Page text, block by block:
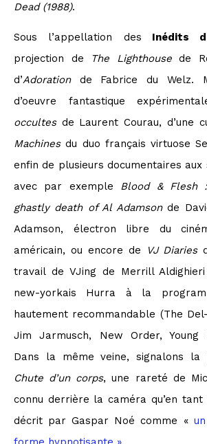
Dead (1988).
Sous l’appellation des Inédits
projection de
The Lighthousede
d’Adoration de Fabrice du Welz.
d’oeuvre fantastique
occultesde Laurent Courau, d’une
Machinesdu duo français virtuose
enfin de plusieurs documentaires aux
avec par exemple Blood &
ghastly death of Al Adamsonde
Adamson, électron libre du
américain, ou encore de
VJ Diaries
travail de VJing de Merrill
new-yorkais Hurra à la
hautement recommandable (The
Jim Jarmusch, New Order, Young
Dans la même veine, signalons la
Chute d’un corps, une rareté de
connu derrière la caméra qu’en tant
décrit par Gaspar Noé comme «